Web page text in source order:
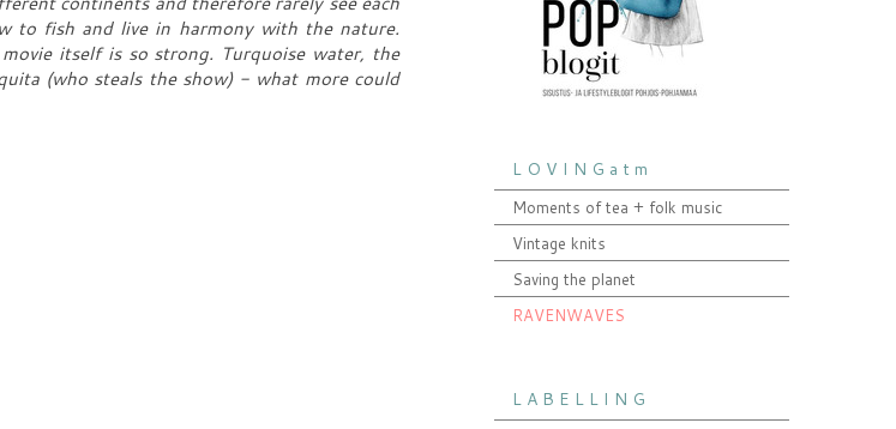
to fish and live in harmony with the nature.
itself is so strong. Turquoise water, the
(who steals the show) - what more could
L O V I N G a t m
Moments of tea + folk music
Vintage knits
Saving the planet
RAVENWAVES
L A B E L L I N G